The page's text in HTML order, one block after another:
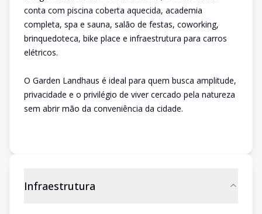
conta com piscina coberta aquecida, academia
completa, spa e sauna, salão de festas, coworking,
brinquedoteca, bike place e infraestrutura para carros
elétricos.
O Garden Landhaus é ideal para quem busca amplitude,
privacidade e o privilégio de viver cercado pela natureza
sem abrir mão da conveniência da cidade.
Infraestrutura